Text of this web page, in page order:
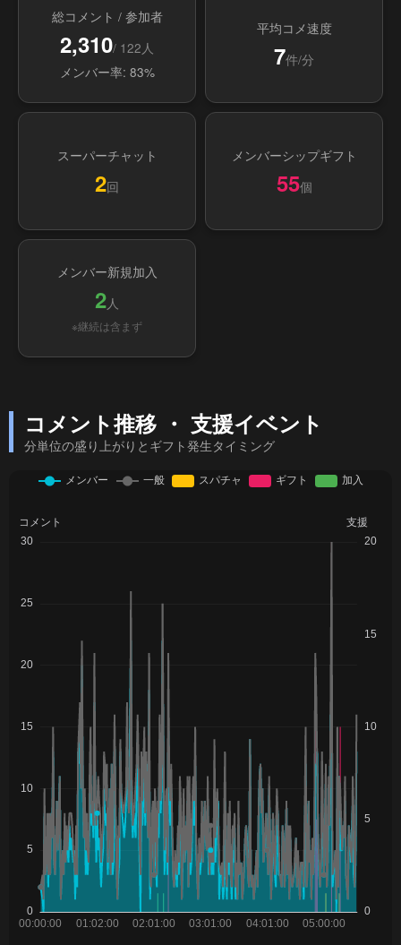
総コメント / 参加者
2,310/ 122人
メンバー率: 83%
平均コメ速度
7件/分
スーパーチャット
2回
メンバーシップギフト
55個
メンバー新規加入
2人
※継続は含まず
コメント推移 ・ 支援イベント
分単位の盛り上がりとギフト発生タイミング